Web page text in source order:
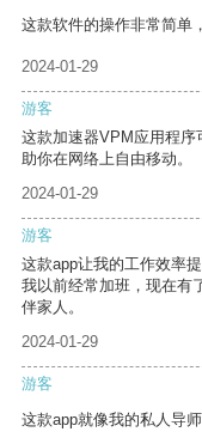
这款软件的操作非常简单
2024-01-29
游客
这款加速器VPM应用程
助你在网络上自由移动。
2024-01-29
游客
这款app让我的工作效率
我以前经常加班，现在有
伴家人。
2024-01-29
游客
这款app就像我的私人导